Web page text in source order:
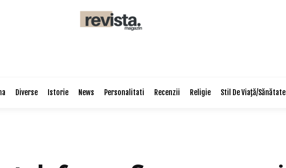
Diverse Istorie News Personalitati Recenzii Religie Stil De Viaţă/Sănătate